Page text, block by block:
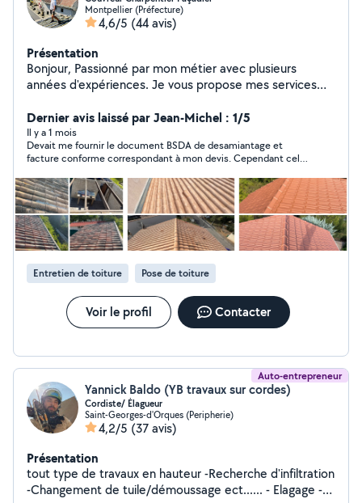
Montpellier (Préfecture)
4,6/5 (44 avis)
Présentation
Bonjour, Passionné par mon métier avec plusieurs
années d'expériences. Je vous propose mes services
Étanchéité, Traitement d'humide , Peinture. Au plaisir de
réaliser vos projets.
Dernier avis laissé par Jean-Michel : 1/5
Il y a 1 mois
Devait me fournir le document BSDA de desamiantage et
facture conforme correspondant à mon devis. Cependant cela
sous traitant Net Habitat. je publierai des photos et le montant
des travaux exécuter les garanties des travaux ne sont pas
tenus pour le moment. j attends un retour d information ainsi
que mes documents conformes avant tous recours.
Entretien de toiture Pose de toiture
Voir le profil Contacter
Auto-entrepreneur
Yannick Baldo (YB travaux sur cordes)
Cordiste/ Élagueur
Saint-Georges-d'Orques (Peripherie)
4,2/5 (37 avis)
Présentation
tout type de travaux en hauteur -Recherche d'infiltration
-Changement de tuile/démoussage ect...... - Elagage -